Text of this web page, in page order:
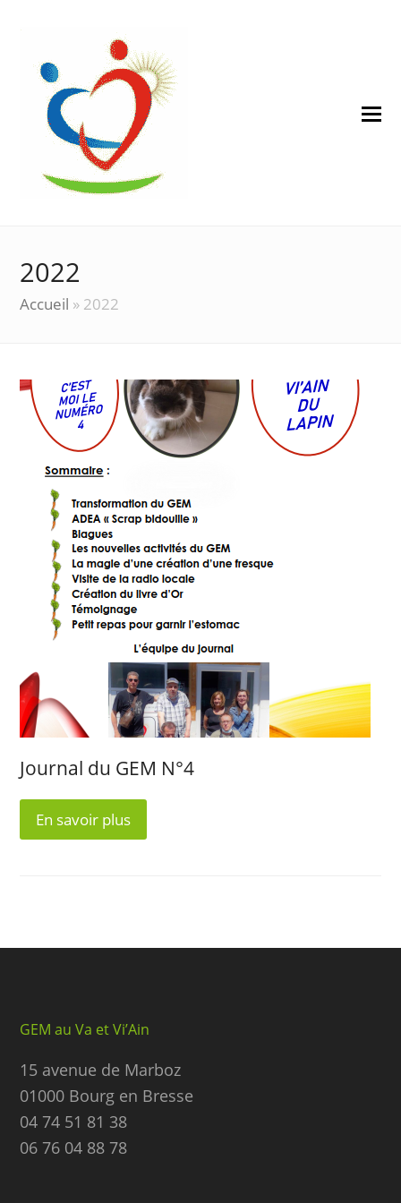
2022
Accueil » 2022
Journal du GEM N°4
En savoir plus
GEM au Va et Vi’Ain
15 avenue de Marboz
01000 Bourg en Bresse
04 74 51 81 38
06 76 04 88 78